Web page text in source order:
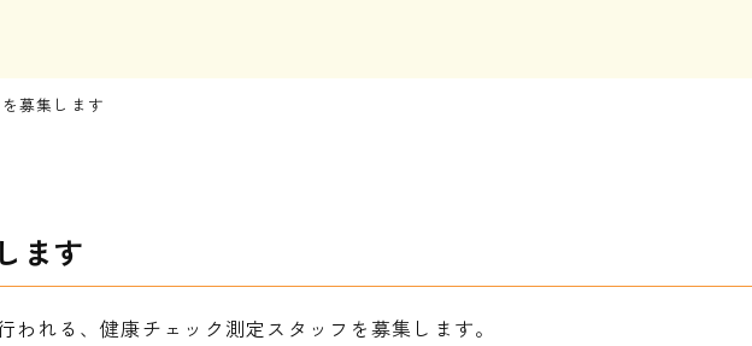
募集します
ます
れる、健康チェック測定スタッフを募集します。